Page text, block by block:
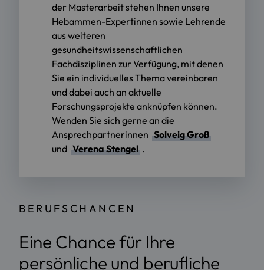
der Masterarbeit stehen Ihnen unsere
Hebammen-Expertinnen sowie Lehrende
aus weiteren
gesundheitswissenschaftlichen
Fachdisziplinen zur Verfügung, mit denen
Sie ein individuelles Thema vereinbaren
und dabei auch an aktuelle
Forschungsprojekte anknüpfen können.
Wenden Sie sich gerne an die
Ansprechpartnerinnen Solveig Groß
und Verena Stengel .
BERUFSCHANCEN
Eine Chance für Ihre
persönliche und berufliche